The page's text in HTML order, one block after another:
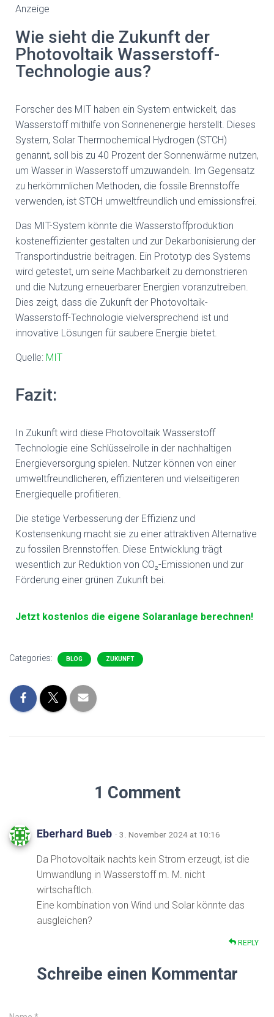
Anzeige
Wie sieht die Zukunft der
Photovoltaik Wasserstoff-
Technologie aus?
Forscher des MIT haben ein System entwickelt, das
Wasserstoff mithilfe von Sonnenenergie herstellt. Dieses
System, Solar Thermochemical Hydrogen (STCH)
genannt, soll bis zu 40 Prozent der Sonnenwärme nutzen,
um Wasser in Wasserstoff umzuwandeln. Im Gegensatz
zu herkömmlichen Methoden, die fossile Brennstoffe
verwenden, ist STCH umweltfreundlich und emissionsfrei.
Das MIT-System könnte die Wasserstoffproduktion
kosteneffizienter gestalten und zur Dekarbonisierung der
Transportindustrie beitragen. Ein Prototyp des Systems
wird getestet, um seine Machbarkeit zu demonstrieren
und die Nutzung erneuerbarer Energien voranzutreiben.
Dies zeigt, dass die Zukunft der Photovoltaik-
Wasserstoff-Technologie vielversprechend ist und
innovative Lösungen für saubere Energie bietet.
Quelle: MIT
Fazit:
In Zukunft wird diese Photovoltaik Wasserstoff
Technologie eine Schlüsselrolle in der nachhaltigen
Energieversorgung spielen. Nutzer können von einer
umweltfreundlicheren, effizienteren und vielseitigeren
Energiequelle profitieren.
Die stetige Verbesserung der Effizienz und
Kostensenkung macht sie zu einer attraktiven Alternative
zu fossilen Brennstoffen. Diese Entwicklung trägt
wesentlich zur Reduktion von CO₂-Emissionen und zur
Förderung einer grünen Zukunft bei.
Jetzt kostenlos die eigene Solaranlage berechnen!
Categories: BLOG ZUKUNFT
1 Comment
Eberhard Bueb · 3. November 2024 at 10:16
Da Photovoltaik nachts kein Strom erzeugt, ist die
Umwandlung in Wasserstoff m. M. nicht
wirtschaftlch.
Eine kombination von Wind und Solar könnte das
ausgleichen?
REPLY
Schreibe einen Kommentar